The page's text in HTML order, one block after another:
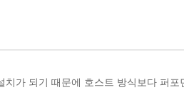
치가 되기 때문에 호스트 방식보다 퍼포